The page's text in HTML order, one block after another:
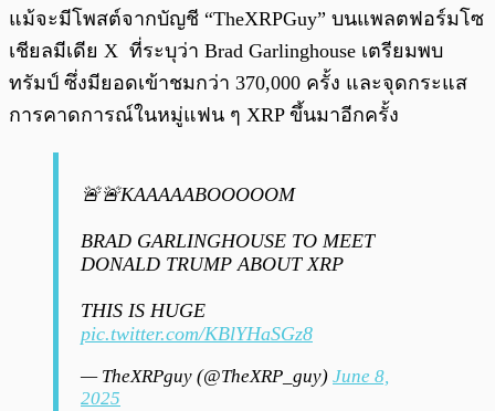
แม้จะมีโพสต์จากบัญชี “TheXRPGuy” บนแพลตฟอร์มโซ
เชียลมีเดีย X ที่ระบุว่า Brad Garlinghouse เตรียมพบ
ทรัมป์ ซึ่งมียอดเข้าชมกว่า 370,000 ครั้ง และจุดกระแส
การคาดการณ์ในหมู่แฟน ๆ XRP ขึ้นมาอีกครั้ง
🚨🚨KAAAAABOOOOOM
BRAD GARLINGHOUSE TO MEET
DONALD TRUMP ABOUT XRP
THIS IS HUGE
pic.twitter.com/KBlYHaSGz8
— TheXRPguy (@TheXRP_guy) June 8,
2025